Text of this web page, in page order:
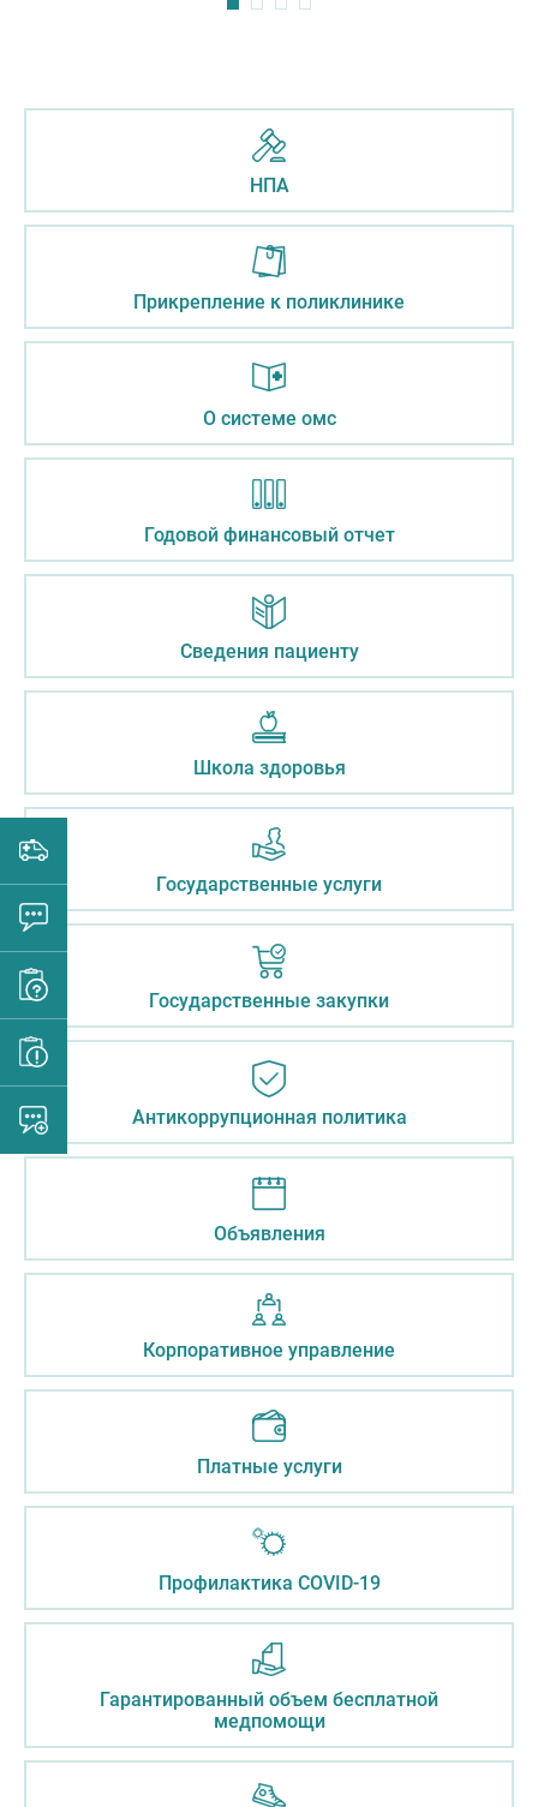
НПА
Прикрепление к поликлинике
О системе омс
Годовой финансовый отчет
Сведения пациенту
Школа здоровья
Государственные услуги
Государственные закупки
Антикоррупционная политика
Объявления
Корпоративное управление
Платные услуги
Профилактика COVID-19
Гарантированный объем бесплатной
медпомощи